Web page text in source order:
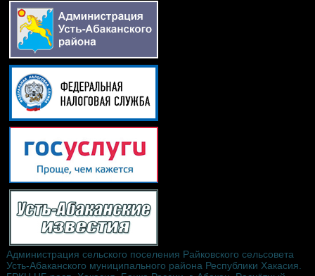
Администрация сельского поселения Райковского сельсовета
Усть-Абаканского муниципального района Республики Хакасия.